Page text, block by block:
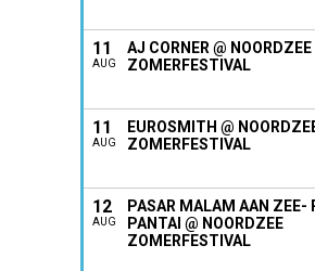
11
AUG
AJ CORNER @ NOORDZEE
ZOMERFESTIVAL
11
AUG
EUROSMITH @
ZOMERFESTIVAL
12
AUG
PASAR MALAM AAN ZEE-
PANTAI @ NOORDZEE
ZOMERFESTIVAL